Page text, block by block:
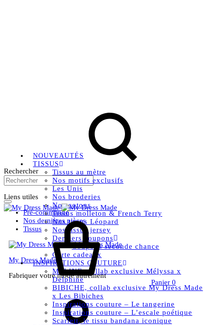
Rechercher
Liens utiles
Pré-commande
Nos dernières pièces
Tissus
My Dress Made
Fabriquer votre mode autrement
NOUVEAUTÉS
TISSUS
Tissus au mètre
Nos motifs exclusifs
Les Unis
Nos broderies
Nos cotons
Tissus molleton & French Terry
Nos tissus Léopard
Nos tissus jersey
Derniers coupons
Coupons seconde chance
Carte cadeaux
INSPIRATIONS COUTURE
MELINE, collab exclusive Mélyssa x
Delphine
BIBICHE, collab exclusive My Dress Made
x Les Bibiches
Inspirations couture – Le tangerine
Inspirations couture – L’escale poétique
Scarlett, le tissu bandana iconique
Panier 0